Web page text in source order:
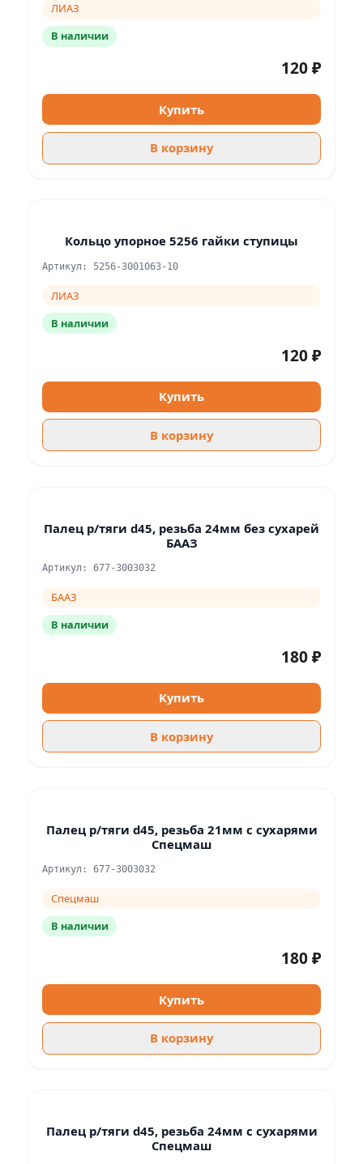
ЛИАЗ
В наличии
120 ₽
Купить
В корзину
Кольцо упорное 5256 гайки ступицы
Артикул: 5256-3001063-10
ЛИАЗ
В наличии
120 ₽
Купить
В корзину
Палец р/тяги d45, резьба 24мм без сухарей
БААЗ
Артикул: 677-3003032
БААЗ
В наличии
180 ₽
Купить
В корзину
Палец р/тяги d45, резьба 21мм с сухарями
Спецмаш
Артикул: 677-3003032
Спецмаш
В наличии
180 ₽
Купить
В корзину
Палец р/тяги d45, резьба 24мм с сухарями
Спецмаш